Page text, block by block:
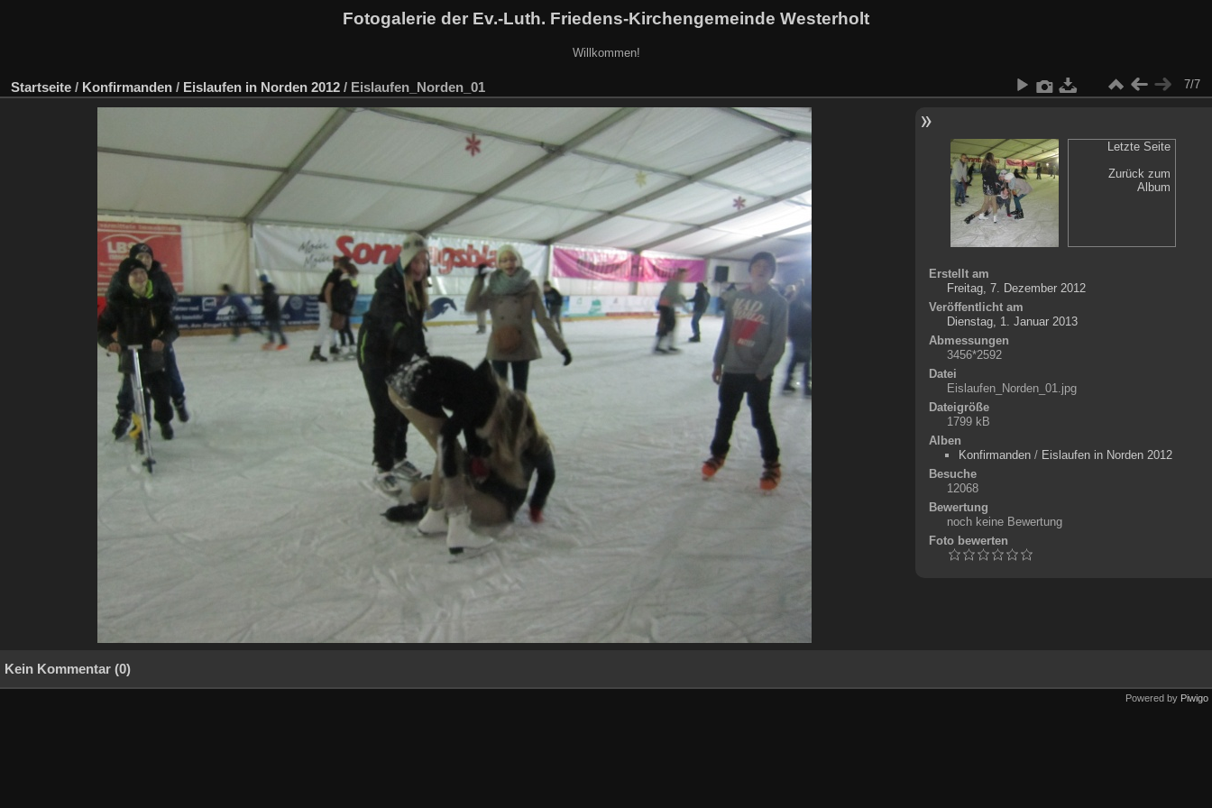
Fotogalerie der Ev.-Luth. Friedens-Kirchengemeinde Westerholt
Willkommen!
Startseite / Konfirmanden / Eislaufen in Norden 2012 / Eislaufen_Norden_01 7/7
Letzte Seite
Zurück zum
Album
Erstellt am
Freitag, 7. Dezember 2012
Veröffentlicht am
Dienstag, 1. Januar 2013
Abmessungen
3456*2592
Datei
Eislaufen_Norden_01.jpg
Dateigröße
1799 kB
Alben
Konfirmanden/ Eislaufen in Norden 2012
Besuche
12068
Bewertung
noch keine Bewertung
Foto bewerten
Kein Kommentar (0)
Powered by Piwigo